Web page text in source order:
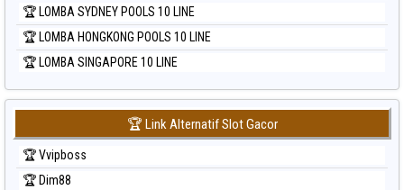
🏆 LOMBA SYDNEY POOLS 10 LINE
🏆 LOMBA HONGKONG POOLS 10 LINE
🏆 LOMBA SINGAPORE 10 LINE
🏆 Link Alternatif Slot Gacor
🏆 Vvipboss
🏆 Dim88